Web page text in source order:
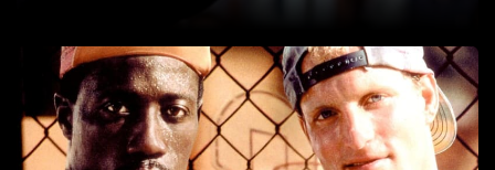
Sledujte prima+
Přihlášení